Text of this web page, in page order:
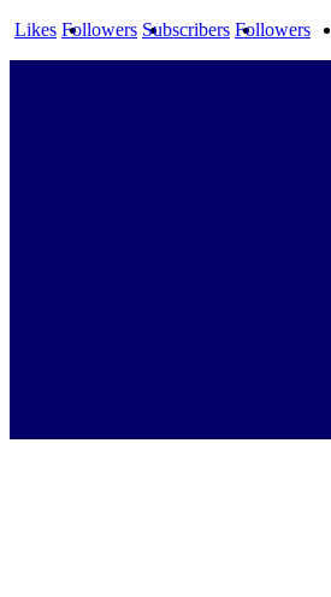
Likes Followers Subscribers Followers